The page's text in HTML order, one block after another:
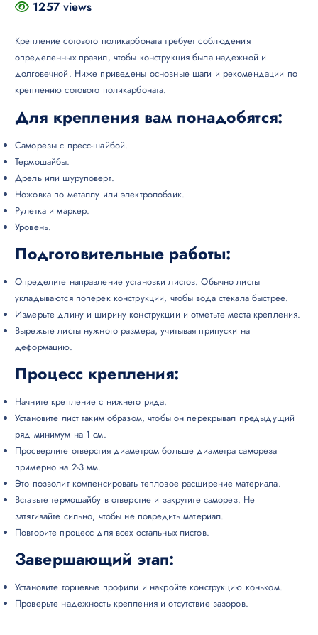
1257 views
Крепление сотового поликарбоната требует соблюдения
определенных правил, чтобы конструкция была надежной и
долговечной. Ниже приведены основные шаги и рекомендации по
креплению сотового поликарбоната.
Для крепления вам понадобятся:
Саморезы с пресс-шайбой.
Термошайбы.
Дрель или шуруповерт.
Ножовка по металлу или электролобзик.
Рулетка и маркер.
Уровень.
Подготовительные работы:
Определите направление установки листов. Обычно листы
укладываются поперек конструкции, чтобы вода стекала быстрее.
Измерьте длину и ширину конструкции и отметьте места крепления.
Вырежьте листы нужного размера, учитывая припуски на
деформацию.
Процесс крепления:
Начните крепление с нижнего ряда.
Установите лист таким образом, чтобы он перекрывал предыдущий
ряд минимум на 1 см.
Просверлите отверстия диаметром больше диаметра самореза
примерно на 2-3 мм.
Это позволит компенсировать тепловое расширение материала.
Вставьте термошайбу в отверстие и закрутите саморез. Не
затягивайте сильно, чтобы не повредить материал.
Повторите процесс для всех остальных листов.
Завершающий этап:
Установите торцевые профили и накройте конструкцию коньком.
Проверьте надежность крепления и отсутствие зазоров.